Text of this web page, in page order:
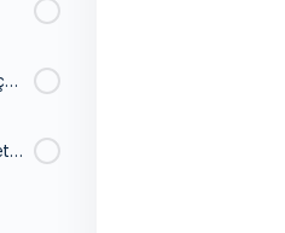
Configurações de comissão e distribuição de leads
Duplicando Comissões e analisando metas